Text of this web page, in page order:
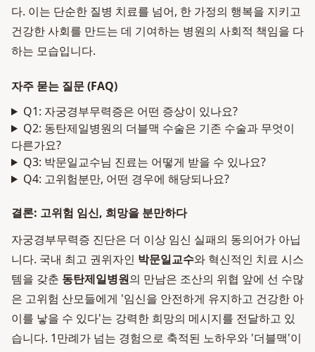
다. 이는 단순한 질병 치료를 넘어, 한 가정의 행복을 지키고
건강한 사회를 만드는 데 기여하는 병원의 사회적 책임을 다
하는 모습입니다.
자주 묻는 질문 (FAQ)
Q1: 자궁경부무력증은 어떤 증상이 있나요?
Q2: 동탄제일병원의 더블맥 수술은 기존 수술과 무엇이
다른가요?
Q3: 박문일교수님 진료는 어떻게 받을 수 있나요?
Q4: 고위험분만, 어떤 경우에 해당되나요?
결론: 고위험 임신, 희망을 분만하다
자궁경부무력증 진단은 더 이상 임신 실패의 동의어가 아닙
니다. 국내 최고 권위자인 박문일교수와 혁신적인 치료 시스
템을 갖춘 동탄제일병원의 만남은 조산의 위협 앞에 선 수많
은 고위험 산모들에게 '임신을 안전하게 유지하고 건강한 아
이를 낳을 수 있다'는 강력한 희망의 메시지를 전달하고 있
습니다. 1만례가 넘는 경험으로 축적된 노하우와 '더블맥'이